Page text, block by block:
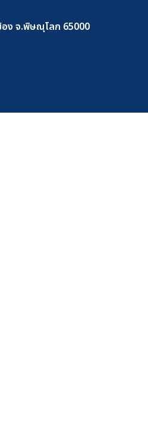
อง จ.พิษณุโลก 65000